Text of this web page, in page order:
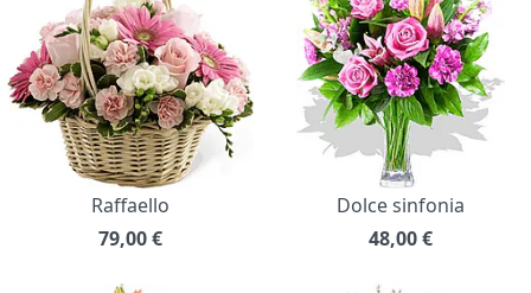
Raffaello
79,00€
Dolce sinfonia
48,00€